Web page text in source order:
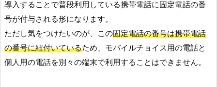
導入することで普段利用している携帯電話に固定電話の番
号が付与される形になります。
ただし気をつけたいのが、この固定電話の番号は携帯電話
の番号に紐付いているため、モバイルチョイス用の電話と
個人用の電話を別々の端末で利用することはできません。